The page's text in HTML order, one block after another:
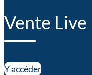
Vente Live
Y accéder